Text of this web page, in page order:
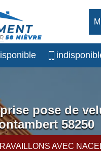
pose de
58250
AVEC